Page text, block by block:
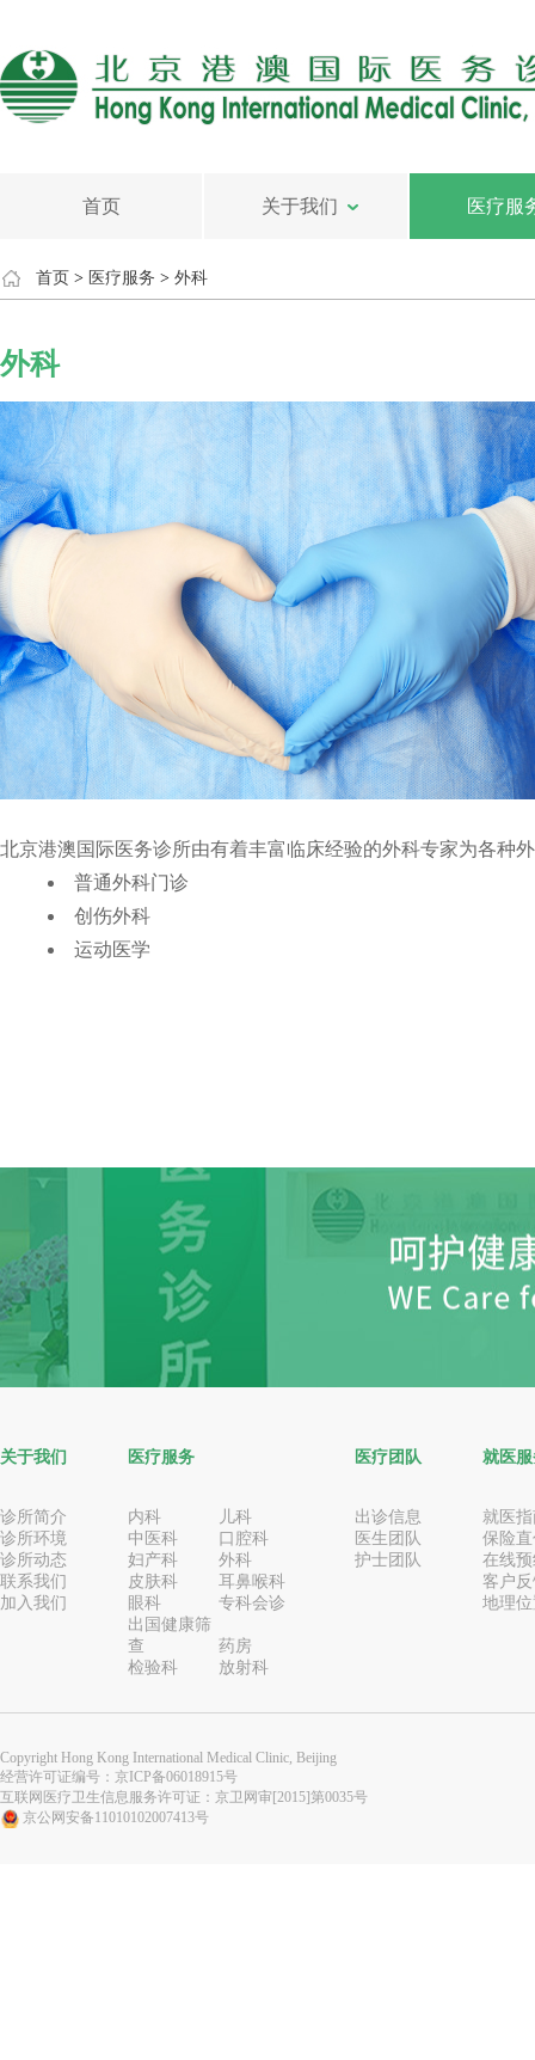
首页 关于我们 医疗服
首页 > 医疗服务 > 外科
外科
北京港澳国际医务诊所由有着丰富临床经验的外科专家为各种
普通外科门诊
创伤外科
运动医学
关于我们
诊所简介
诊所环境
诊所动态
联系我们
加入我们
医疗服务
内科
儿科
中医科
口腔科
妇产科
外科
皮肤科
耳鼻喉科
眼科
专科会诊
出国健康筛
查
药房
检验科
放射科
医疗团队
出诊信息
医生团队
护士团队
就医
就医
保险
在线
客户
地理
Copyright Hong Kong International Medical Clinic, Beijing
经营许可证编号： 京ICP备06018915号
互联网医疗卫生信息服务许可证：京卫网审[2015]第0035号
京公网安备11010102007413号